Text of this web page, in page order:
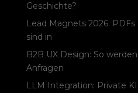
Geschichte?
Lead Magnets 2026: PDFs
sind in
B2B UX Design: So
Anfragen
LLM Integration: Private